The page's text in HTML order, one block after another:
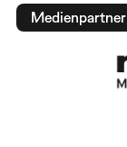
Medienpartner